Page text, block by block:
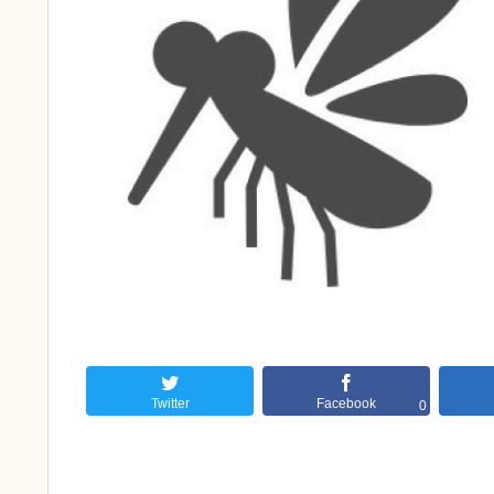
Twitter Facebook 0